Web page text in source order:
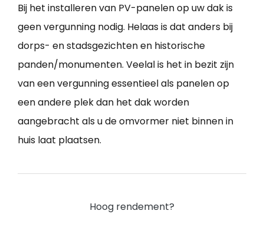
Bij het installeren van PV-panelen op uw dak is
geen vergunning nodig. Helaas is dat anders bij
dorps- en stadsgezichten en historische
panden/monumenten. Veelal is het in bezit zijn
van een vergunning essentieel als panelen op
een andere plek dan het dak worden
aangebracht als u de omvormer niet binnen in
huis laat plaatsen.
Hoog rendement?